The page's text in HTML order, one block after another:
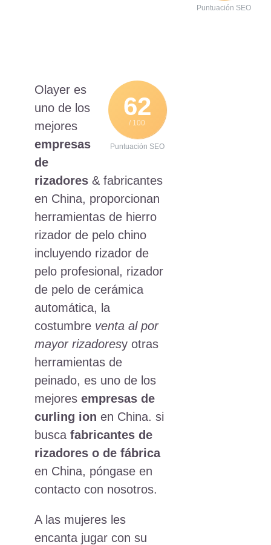
Contacte con
Puntuación SEO
62
/ 100
Puntuación SEO
Olayer es
uno de los
mejores
empresas
de
rizadores & fabricantes
en China, proporcionan
herramientas de hierro
rizador de pelo chino
incluyendo rizador de
pelo profesional, rizador
de pelo de cerámica
automática, la
costumbre venta al por
mayor rizadoresy otras
herramientas de
peinado, es uno de los
mejoresempresas de
curling ion en China. si
buscafabricantes de
rizadores o de fábrica
en China, póngase en
contacto con nosotros.
A las mujeres les
encanta jugar con su